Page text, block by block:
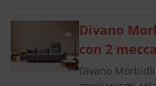
Divano
con 2
Divano